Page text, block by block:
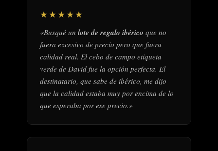
★★★★★
«Busqué un lote de regalo ibérico que no
fuera excesivo de precio pero que fuera
calidad real. El cebo de campo etiqueta
verde de David fue la opción perfecta. El
destinatario, que sabe de ibérico, me dijo
que la calidad estaba muy por encima de lo
que esperaba por ese precio.»